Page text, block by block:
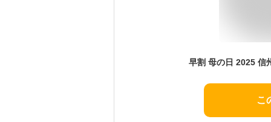
こ